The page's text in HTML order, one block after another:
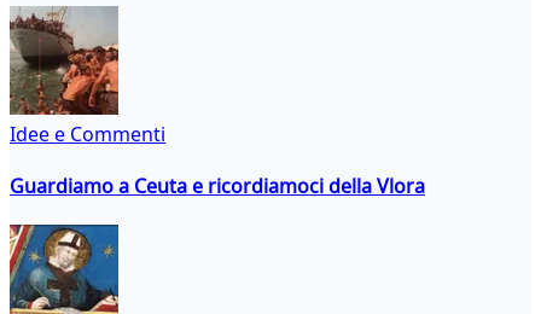
Idee e Commenti
Guardiamo a Ceuta e ricordiamoci della Vlora